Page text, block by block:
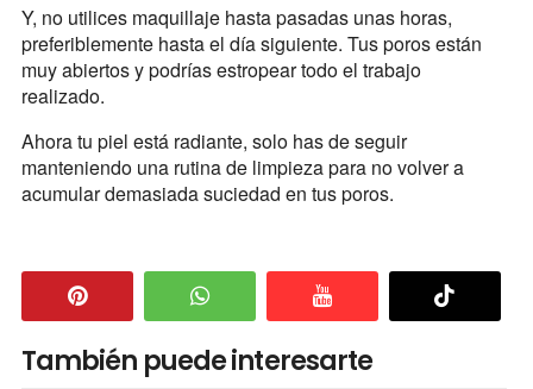
Y, no utilices maquillaje hasta pasadas unas horas,
preferiblemente hasta el día siguiente. Tus poros están
muy abiertos y podrías estropear todo el trabajo
realizado.
Ahora tu piel está radiante, solo has de seguir
manteniendo una rutina de limpieza para no volver a
acumular demasiada suciedad en tus poros.
También puede interesarte